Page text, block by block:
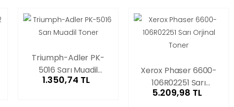
Triumph-Adler PK-
5016 Sarı Muadil
Toner
1.350,74 TL
Xerox Phaser 6600-
106R02251 Sarı
Orjinal Toner
5.209,98 TL